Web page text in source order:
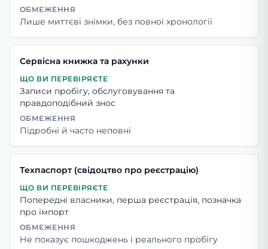
ОБМЕЖЕННЯ
Лише миттєві знімки, без повної хронології
Сервісна книжка та рахунки
ЩО ВИ ПЕРЕВІРЯЄТЕ
Записи пробігу, обслуговування та
правдоподібний знос
ОБМЕЖЕННЯ
Підробні й часто неповні
Техпаспорт (свідоцтво про реєстрацію)
ЩО ВИ ПЕРЕВІРЯЄТЕ
Попередні власники, перша реєстрація, позначка
про імпорт
ОБМЕЖЕННЯ
Не показує пошкоджень і реального пробігу